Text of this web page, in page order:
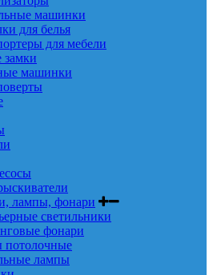
машинки
для белья
для мебели
машинки
лампы, фонари
светильники
фонари
лампы